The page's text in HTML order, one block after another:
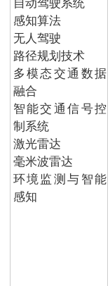
感知算法
无人驾驶
路径规划技术
多模态交通数据
融合
智能交通信号控
制系统
激光雷达
毫米波雷达
环境监测与智能
感知